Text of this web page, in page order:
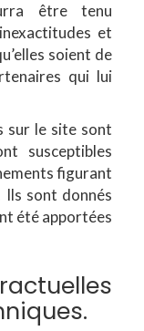
être tenu
et
soient de
qui lui
sur le site sont
susceptibles
figurant
sont donnés
été apportées